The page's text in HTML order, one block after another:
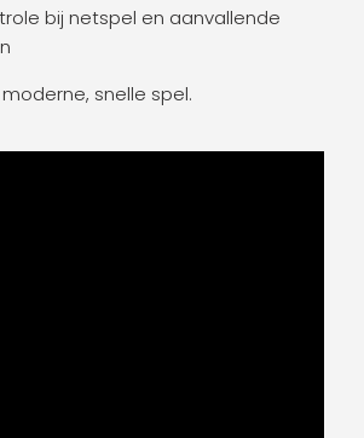
bij netspel en aanvallende
snelle spel.